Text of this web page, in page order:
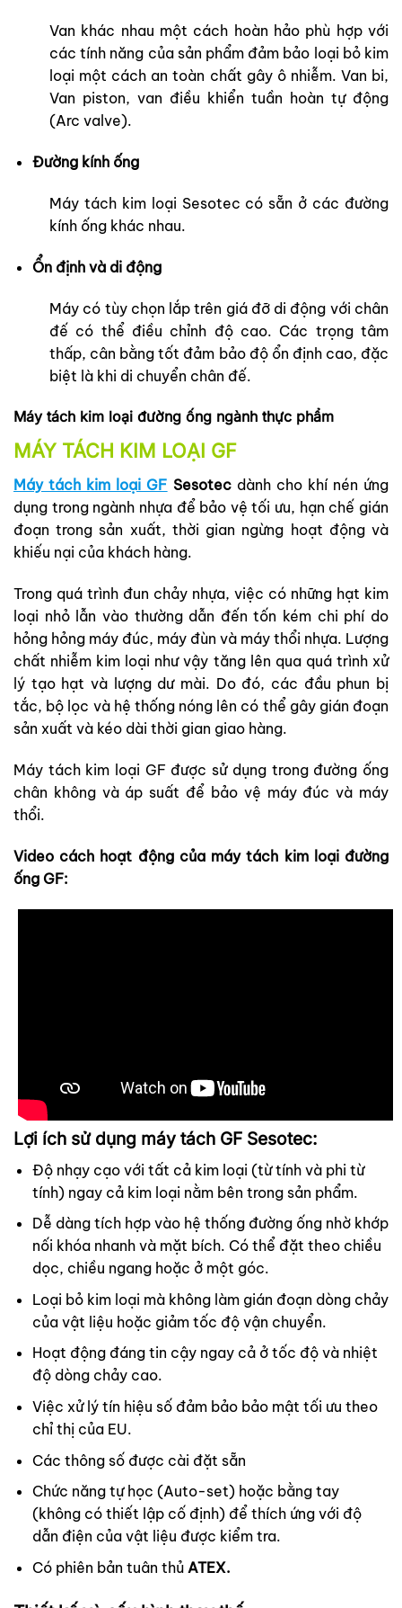
Van khác nhau một cách hoàn hảo phù hợp với
các tính năng của sản phẩm đảm bảo loại bỏ kim
loại một cách an toàn chất gây ô nhiễm. Van bi,
Van piston, van điều khiển tuần hoàn tự động
(Arc valve).
Đường kính ống
Máy tách kim loại Sesotec có sẵn ở các đường
kính ống khác nhau.
Ổn định và di động
Máy có tùy chọn lắp trên giá đỡ di động với chân
đế có thể điều chỉnh độ cao. Các trọng tâm
thấp, cân bằng tốt đảm bảo độ ổn định cao, đặc
biệt là khi di chuyển chân đế.
Máy tách kim loại đường ống ngành thực phẩm
MÁY TÁCH KIM LOẠI GF
Máy tách kim loại GF Sesotecdành cho khí nén ứng
dụng trong ngành nhựa để bảo vệ tối ưu, hạn chế gián
đoạn trong sản xuất, thời gian ngừng hoạt động và
khiếu nại của khách hàng.
Trong quá trình đun chảy nhựa, việc có những hạt kim
loại nhỏ lẫn vào thường dẫn đến tốn kém chi phí do
hỏng hỏng máy đúc, máy đùn và máy thổi nhựa. Lượng
chất nhiễm kim loại như vậy tăng lên qua quá trình xử
lý tạo hạt và lượng dư mài. Do đó, các đầu phun bị
tắc, bộ lọc và hệ thống nóng lên có thể gây gián đoạn
sản xuất và kéo dài thời gian giao hàng.
Máy tách kim loại GF được sử dụng trong đường ống
chân không và áp suất để bảo vệ máy đúc và máy
thổi.
Video cách hoạt động của máy tách kim loại đường
ống GF:
Lợi ích sử dụng máy tách GF Sesotec:
Độ nhạy cạo với tất cả kim loại (từ tính và phi từ
tính) ngay cả kim loại nằm bên trong sản phẩm.
Dễ dàng tích hợp vào hệ thống đường ống nhờ khớp
nối khóa nhanh và mặt bích. Có thể đặt theo chiều
dọc, chiều ngang hoặc ở một góc.
Loại bỏ kim loại mà không làm gián đoạn dòng chảy
của vật liệu hoặc giảm tốc độ vận chuyển.
Hoạt động đáng tin cậy ngay cả ở tốc độ và nhiệt
độ dòng chảy cao.
Việc xử lý tín hiệu số đảm bảo bảo mật tối ưu theo
chỉ thị của EU.
Các thông số được cài đặt sẵn
Chức năng tự học (Auto-set) hoặc bằng tay
(không có thiết lập cố định) để thích ứng với độ
dẫn điện của vật liệu được kiểm tra.
Có phiên bản tuân thủ ATEX.